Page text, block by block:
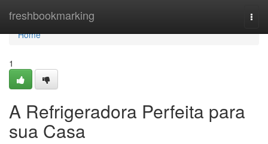
freshbookmarking
Home
Home
1
A Refrigeradora Perfeita para
sua Casa